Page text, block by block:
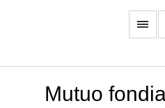
Mutuo